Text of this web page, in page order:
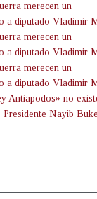
merecen un
a diputado Vladimir
merecen un
a diputado Vladimir
merecen un
a diputado Vladimir
Antiapodos» no
Presidente Nayib